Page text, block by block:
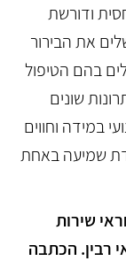
ודורשת
את הבירור
בהם הטיפול
שונים
במידה וחווים
שמיעה באחת
שירות
רבין. הכתבה